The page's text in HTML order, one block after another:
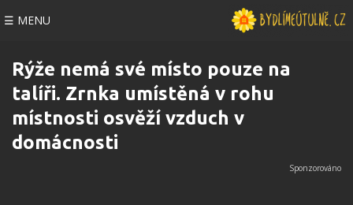
☰ MENU
Rýže nemá své místo pouze na
talíři. Zrnka umístěná v rohu
místnosti osvěží vzduch v
domácnosti